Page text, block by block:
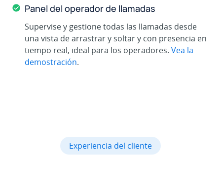
Panel del operador de llamadas
Supervise y gestione todas las llamadas desde
una vista de arrastrar y soltar y con presencia en
tiempo real, ideal para los operadores. Vea la
demostración.
Experiencia del cliente